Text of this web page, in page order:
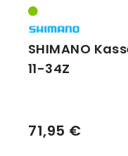
SHIMANO
11-34Z
71,95 €